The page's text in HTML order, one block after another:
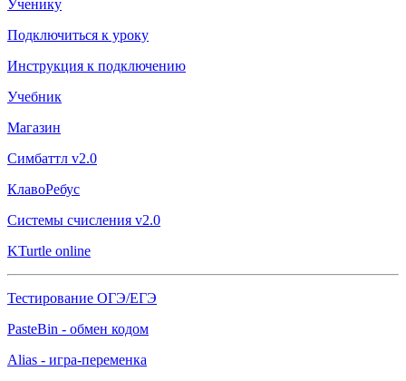
Ученику
Подключиться к уроку
Инструкция к подключению
Учебник
Магазин
Симбаттл v2.0
КлавоРебус
Системы счисления v2.0
KTurtle online
Тестирование ОГЭ/ЕГЭ
PasteBin - обмен кодом
Alias - игра-переменка